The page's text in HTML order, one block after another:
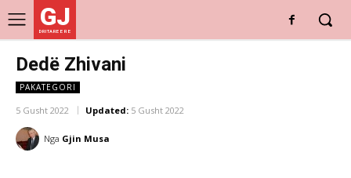
GJ
DRITARE E RE
Dedë Zhivani
PAKATEGORI
5 Gusht 2022 Updated: 5 Gusht 2022
Nga Gjin Musa